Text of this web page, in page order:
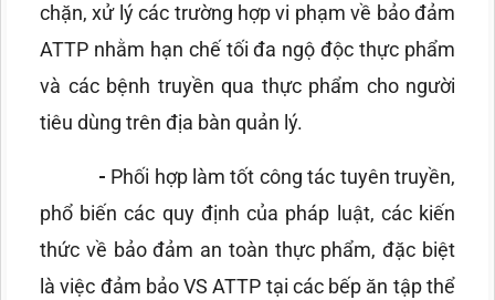
chặn, xử lý các trường hợp vi phạm về bảo đảm
ATTP nhằm hạn chế tối đa ngộ độc thực phẩm
và các bệnh truyền qua thực phẩm cho người
tiêu dùng trên địa bàn quản lý.
- Phối hợp làm tốt công tác tuyên truyền,
phổ biến các quy định của pháp luật, các kiến
thức về bảo đảm an toàn thực phẩm, đặc biệt
là việc đảm bảo VS ATTP tại các bếp ăn tập thể